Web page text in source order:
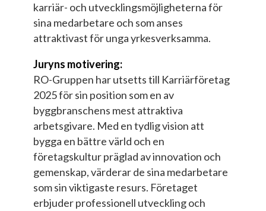
karriär- och utvecklingsmöjligheterna för
sina medarbetare och som anses
attraktivast för unga yrkesverksamma.
Juryns motivering:
RO-Gruppen har utsetts till Karriärföretag
2025 för sin position som en av
byggbranschens mest attraktiva
arbetsgivare. Med en tydlig vision att
bygga en bättre värld och en
företagskultur präglad av innovation och
gemenskap, värderar de sina medarbetare
som sin viktigaste resurs. Företaget
erbjuder professionell utveckling och